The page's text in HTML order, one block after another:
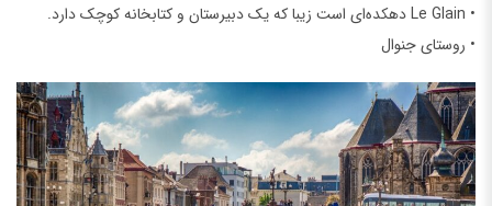
• Le Glain دهکده‌‌ای است زیبا که یک دبیرستان و کتابخانه کوچک دارد.
• روستای جنوال